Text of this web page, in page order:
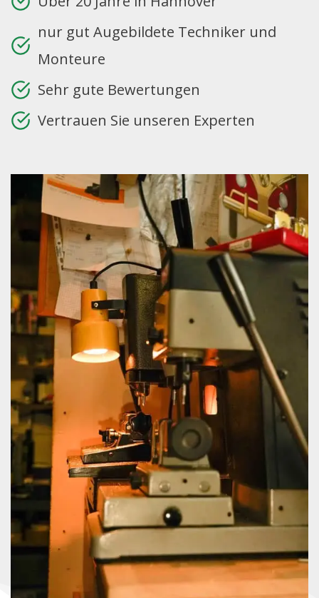
nur gut Augebildete Techniker und
Monteure
Sehr gute Bewertungen
Vertrauen Sie unseren Experten